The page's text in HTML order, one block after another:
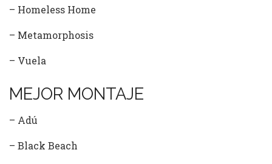
– Homeless Home
– Metamorphosis
– Vuela
MEJOR MONTAJE
– Adú
– Black Beach